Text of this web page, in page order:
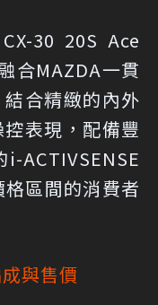
30 20S Ace
合MAZDA一貫
合精緻的內外
表現，配備豐
ACTIVSENSE
區間的消費者
與售價